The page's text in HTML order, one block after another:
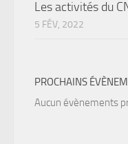
Les activités du
5 FÉV, 2022
PROCHAINS
Aucun évènements